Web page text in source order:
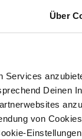
Über
Services
Deinen
von
Einstellungen